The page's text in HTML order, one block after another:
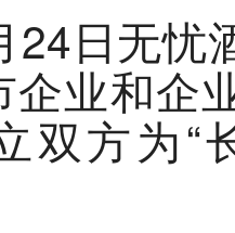
24日无忧
企业和企
双方为“